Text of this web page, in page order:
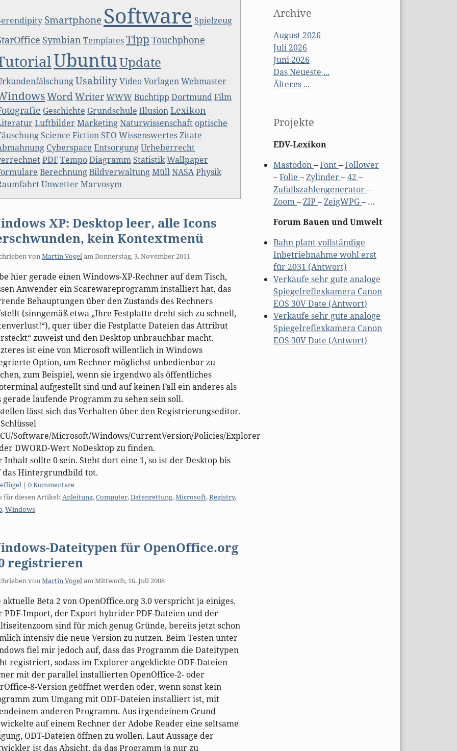
Smartphone Software Spielzeug
Symbian TemplatesTipp Touchphone
UbuntuUpdate
UsabilityVideoVorlagenWebmaster
WordWriterWWWBuchtipp DortmundFilm
Geschichte Grundschule IllusionLexikon
LuftbilderMarketingNaturwissenschaft optische
Science Fiction SEO WissenswertesZitate
Cyberspace EntsorgungUrheberrecht
PDFTempoDiagramm StatistikWallpaper
BerechnungBildverwaltungMüllNASAPhysik
UnwetterMarvosym
XP: Desktop leer, alle Icons
kein Kontextmenü
vonMartin VogelamDonnerstag, 3. November 2011
hier gerade einen Windows-XP-Rechner auf dem Tisch,
Anwender ein Scarewareprogramm installiert hat, das
Behauptungen über den Zustands des Rechners
(sinngemäß etwa „Ihre Festplatte dreht sich zu schnell,
quer über die Festplatte Dateien das Attribut
zuweist und den Desktop unbrauchbar macht.
ist eine von Microsoft willentlich in Windows
Option, um Rechner möglichst unbedienbar zu
zum Beispiel, wenn sie irgendwo als öffentliches
aufgestellt sind und auf keinen Fall ein anderes als
gerade laufende Programm zu sehen sein soll.
lässt sich das Verhalten über den Registrierungseditor.
Software/Microsoft/Windows/CurrentVersion/Policies/Explorer
DWORD-Wert NoDesktop zu finden.
Inhalt sollte 0 sein. Steht dort eine 1, so ist der Desktop bis
das Hintergrundbild tot.
| 0 Kommentare
für diesen Artikel: Anleitung,Computer,Datenrettung,Microsoft,Registry,
,Windows
Dateitypen für OpenOffice.org
registrieren
vonMartin VogelamMittwoch, 16. Juli 2008
aktuelle Beta 2 von OpenOffice.org 3.0 verspricht ja einiges.
PDF-Import, der Export hybrider PDF-Dateien und der
sind für mich genug Gründe, bereits jetzt schon
intensiv die neue Version zu nutzen. Beim Testen unter
fiel mir jedoch auf, dass das Programm die Dateitypen
registriert, sodass im Explorer angeklickte ODF-Dateien
mit der parallel installierten OpenOffice-2- oder
8-Version geöffnet werden oder, wenn sonst kein
zum Umgang mit ODF-Dateien installiert ist, mit
anderen Programm. Aus irgendeinem Grund
auf einem Rechner der Adobe Reader eine seltsame
ODT-Dateien öffnen zu wollen. Laut Aussage der
ist das Absicht, da das Programm ja nur zu
Archive
August 2026
Juli 2026
Juni 2026
Das Neueste ...
Älteres ...
Projekte
EDV-Lexikon
Mastodon–Font–Follower
–Folie –Zylinder–42 –
Zufallszahlengenerator–
Zoom–ZIP –ZeigWPG– …
Forum Bauen und Umwelt
Bahn plant vollständige
Inbetriebnahme wohl erst
für 2031 (Antwort)
Verkaufe sehr gute analoge
Spiegelreflexkamera Canon
EOS 30V Date (Antwort)
Verkaufe sehr gute analoge
Spiegelreflexkamera Canon
EOS 30V Date (Antwort)